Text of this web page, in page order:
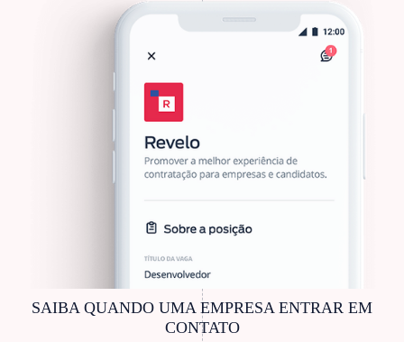
SAIBA QUANDO UMA EMPRESA ENTRAR EM
CONTATO